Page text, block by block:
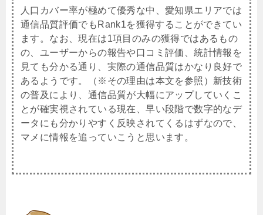
人口カバー率が極めて優秀な中、愛知県エリアでは
通信品質評価でもRank1を獲得することができてい
ます。なお、現在は1項目のみの獲得ではあるもの
の、ユーザーからの報告や口コミ評価、統計情報を
見ても分かる通り、実際の通信品質はかなり良好で
あるようです。（※その理由は本文を参照）新技術
の普及により、通信品質が大幅にアップしていくこ
とが確実視されている現在、早い段階で数字的なデ
ータにも分かりやすく反映されてくるはずなので、
マメに情報を追っていこうと思います。